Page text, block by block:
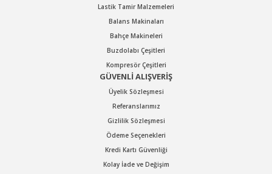
Lastik Tamir Malzemeleri
Balans Makinaları
Bahçe Makineleri
Buzdolabı Çeşitleri
Kompresör Çeşitleri
GÜVENLİ ALIŞVERİŞ
Üyelik Sözleşmesi
Referanslarımız
Gizlilik Sözleşmesi
Ödeme Seçenekleri
Kredi Kartı Güvenliği
Kolay İade ve Değişim